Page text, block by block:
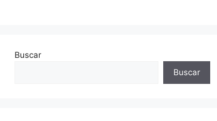
Buscar
Buscar